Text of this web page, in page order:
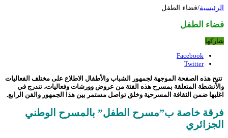
الرئيسية/فضاء الطفل
فضاء الطفل
شاركها
Facebook
Twitter
تتيح هذه الصفحة الموجهة لجمهور الشباب والأطفال الاطلاع على مختلف الفعاليات
والأنشطة المتعلقة بمسرح هذه الفئة من عروض وورشات وفعاليات، تندرج في
اغلبها ضمن الثقافة المسرحية وخلق تواصل مستمر بين هذا الجمهور والفن الرابع.
فرقة خاصة ب”مسرح الطفل” بالمسرح الوطني
الجزائري